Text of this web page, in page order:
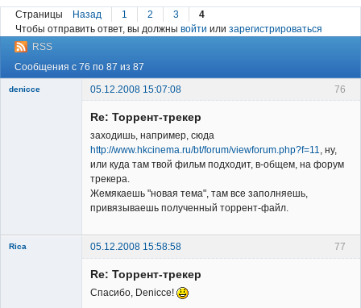
Поиск
Страницы Назад 1 2 3
4
Чтобы отправить ответ, вы должны войти или зарегистрироваться
RSS
Сообщения с 76 по 87 из 87
76
denicce
05.12.2008 15:07:08
Re: Торрент-трекер
заходишь, например, сюда
http://www.hkcinema.ru/bt/forum/viewforum.php?f=11, ну,
или куда там твой фильм подходит, в-общем, на форум
трекера.
Жемякаешь "новая тема", там все заполняешь,
привязываешь полученный торрент-файл.
77
Rica
05.12.2008 15:58:58
Re: Торрент-трекер
Спасибо, Denicce!